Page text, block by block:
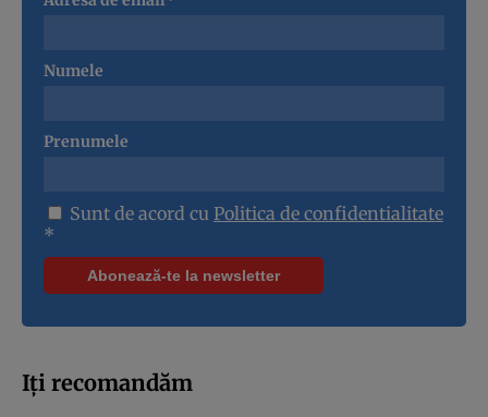
Numele
Prenumele
Sunt de acord cu Politica de confidentialitate
*
Iți recomandăm